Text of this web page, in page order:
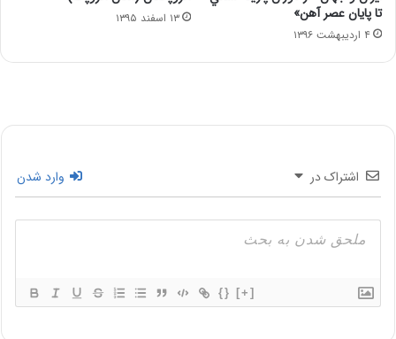
تا پايان عصر آهن»
۴ اردیبهشت ۱۳۹۶
۱۳ اسفند ۱۳۹۵
اشتراک در وارد شدن
{} [+]